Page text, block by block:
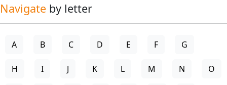
Navigate by letter
A B C D E F G
H I J K L M N O